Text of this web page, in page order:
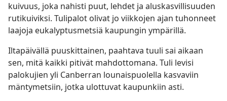
kuivuus, joka nahisti puut, lehdet ja aluskasvillisuuden
rutikuiviksi. Tulipalot olivat jo viikkojen ajan tuhonneet
laajoja eukalyptusmetsiä kaupungin ympärillä.
Iltapäivällä puuskittainen, paahtava tuuli sai aikaan
sen, mitä kaikki pitivät mahdottomana. Tuli levisi
palokujien yli Canberran lounaispuolella kasvaviin
mäntymetsiin, jotka ulottuvat kaupunkiin asti.